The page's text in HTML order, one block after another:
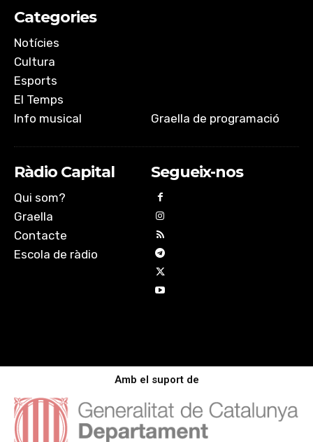
Categories
Notícies
Cultura
Esports
El Temps
Info musical
Graella de programació
Ràdio Capital
Qui som?
Graella
Contacte
Escola de ràdio
Segueix-nos
Amb el suport de